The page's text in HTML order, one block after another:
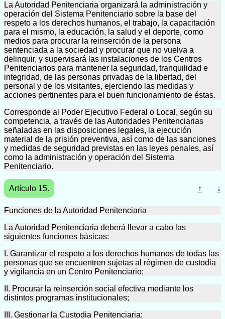
La Autoridad Penitenciaria organizará la administración y
operación del Sistema Penitenciario sobre la base del
respeto a los derechos humanos, el trabajo, la capacitación
para el mismo, la educación, la salud y el deporte, como
medios para procurar la reinserción de la persona
sentenciada a la sociedad y procurar que no vuelva a
delinquir, y supervisará las instalaciones de los Centros
Penitenciarios para mantener la seguridad, tranquilidad e
integridad, de las personas privadas de la libertad, del
personal y de los visitantes, ejerciendo las medidas y
acciones pertinentes para el buen funcionamiento de éstas.
Corresponde al Poder Ejecutivo Federal o Local, según su
competencia, a través de las Autoridades Penitenciarias
señaladas en las disposiciones legales, la ejecución
material de la prisión preventiva, así como de las sanciones
y medidas de seguridad previstas en las leyes penales, así
como la administración y operación del Sistema
Penitenciario.
Artículo 15. ↑ ↓
Funciones de la Autoridad Penitenciaria
La Autoridad Penitenciaria deberá llevar a cabo las
siguientes funciones básicas:
I. Garantizar el respeto a los derechos humanos de todas las
personas que se encuentren sujetas al régimen de custodia
y vigilancia en un Centro Penitenciario;
II. Procurar la reinserción social efectiva mediante los
distintos programas institucionales;
III. Gestionar la Custodia Penitenciaria;